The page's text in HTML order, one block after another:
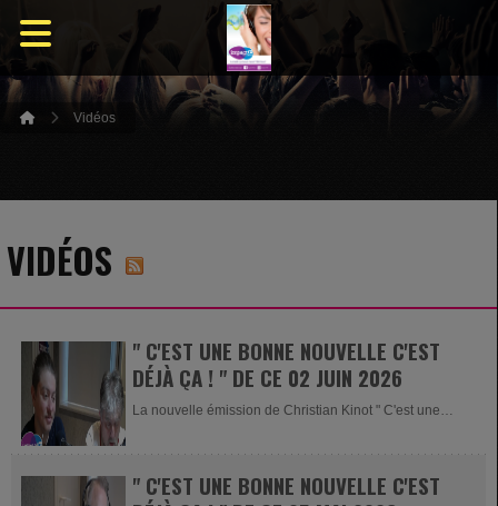
Vidéos
VIDÉOS
" C'EST UNE BONNE NOUVELLE C'EST
DÉJÀ ÇA ! " DE CE 02 JUIN 2026
La nouvelle émission de Christian Kinot " C'est une
" C'EST UNE BONNE NOUVELLE C'EST